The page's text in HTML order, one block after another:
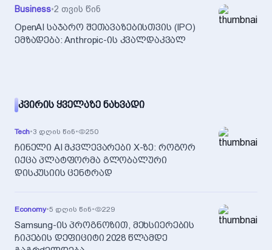
Business•2 თვის წინ
OpenAI საჯარო შეთავაზებისთვის (IPO)
ემზადება: Anthropic-ის კვალდაკვალ
ᲙᲕᲘᲠᲘᲡ ᲧᲕᲔᲚᲐᲖᲔ ᲜᲐᲮᲕᲐᲓᲘ
Tech•3 დღის წინ• 250
ჩინელი AI მკვლევარები X-ზე: როგორ
იქცა პლატფორმა გლობალური
დისკუსიის ცენტრად
Economy•5 დღის წინ• 229
Samsung-ის პროგნოზით, მეხსიერების
ჩიპების დეფიციტი 2028 წლამდე